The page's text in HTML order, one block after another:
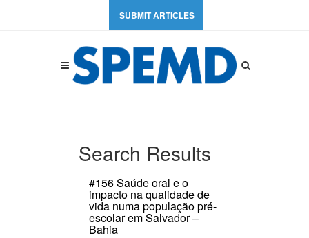
SUBMIT ARTICLES
Search Results
#156 Saúde oral e o
impacto na qualidade de
vida numa população pré-
escolar em Salvador –
Bahia